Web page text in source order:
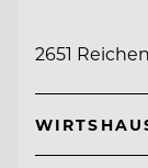
2651